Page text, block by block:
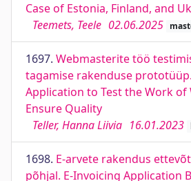
Case of Estonia, Finland, and
Teemets, Teele 02.06.2025
1697. Webmasterite töö
tagamise rakenduse
Application to Test the Work of
Ensure Quality
Teller, Hanna Liivia 16.01.2023
1698. E-arvete rakendus
põhjal. E-Invoicing Application